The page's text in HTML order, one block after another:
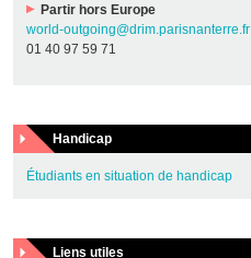
Partir hors Europe
world-outgoing@drim.parisnanterre.fr
01 40 97 59 71
Handicap
Étudiants en situation de handicap
Liens utiles